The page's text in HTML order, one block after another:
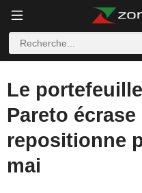
Le
Pareto
repositionne
mai